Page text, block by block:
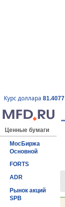
Курс доллара 81.4077
Ценные бумаги
МосБиржа
Основной
FORTS
ADR
Рынок акций
SPB